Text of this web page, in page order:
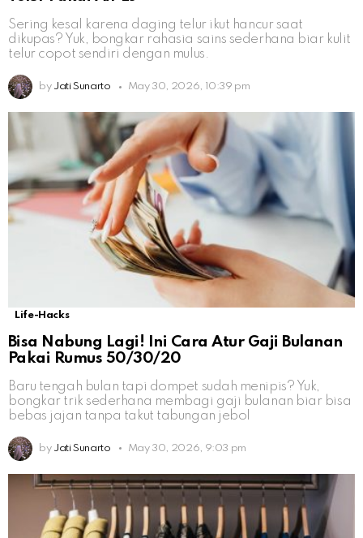
Sering kesal karena daging telur ikut hancur saat
dikupas? Yuk, bongkar rahasia sains sederhana biar kulit
telur copot sendiri dengan mulus.
by Jati Sunarto May 30, 2026, 10:39 pm
Life-Hacks
Bisa Nabung Lagi! Ini Cara Atur Gaji Bulanan
Pakai Rumus 50/30/20
Baru tengah bulan tapi dompet sudah menipis? Yuk,
bongkar trik sederhana membagi gaji bulanan biar bisa
bebas jajan tanpa takut tabungan jebol
by Jati Sunarto May 30, 2026, 9:03 pm